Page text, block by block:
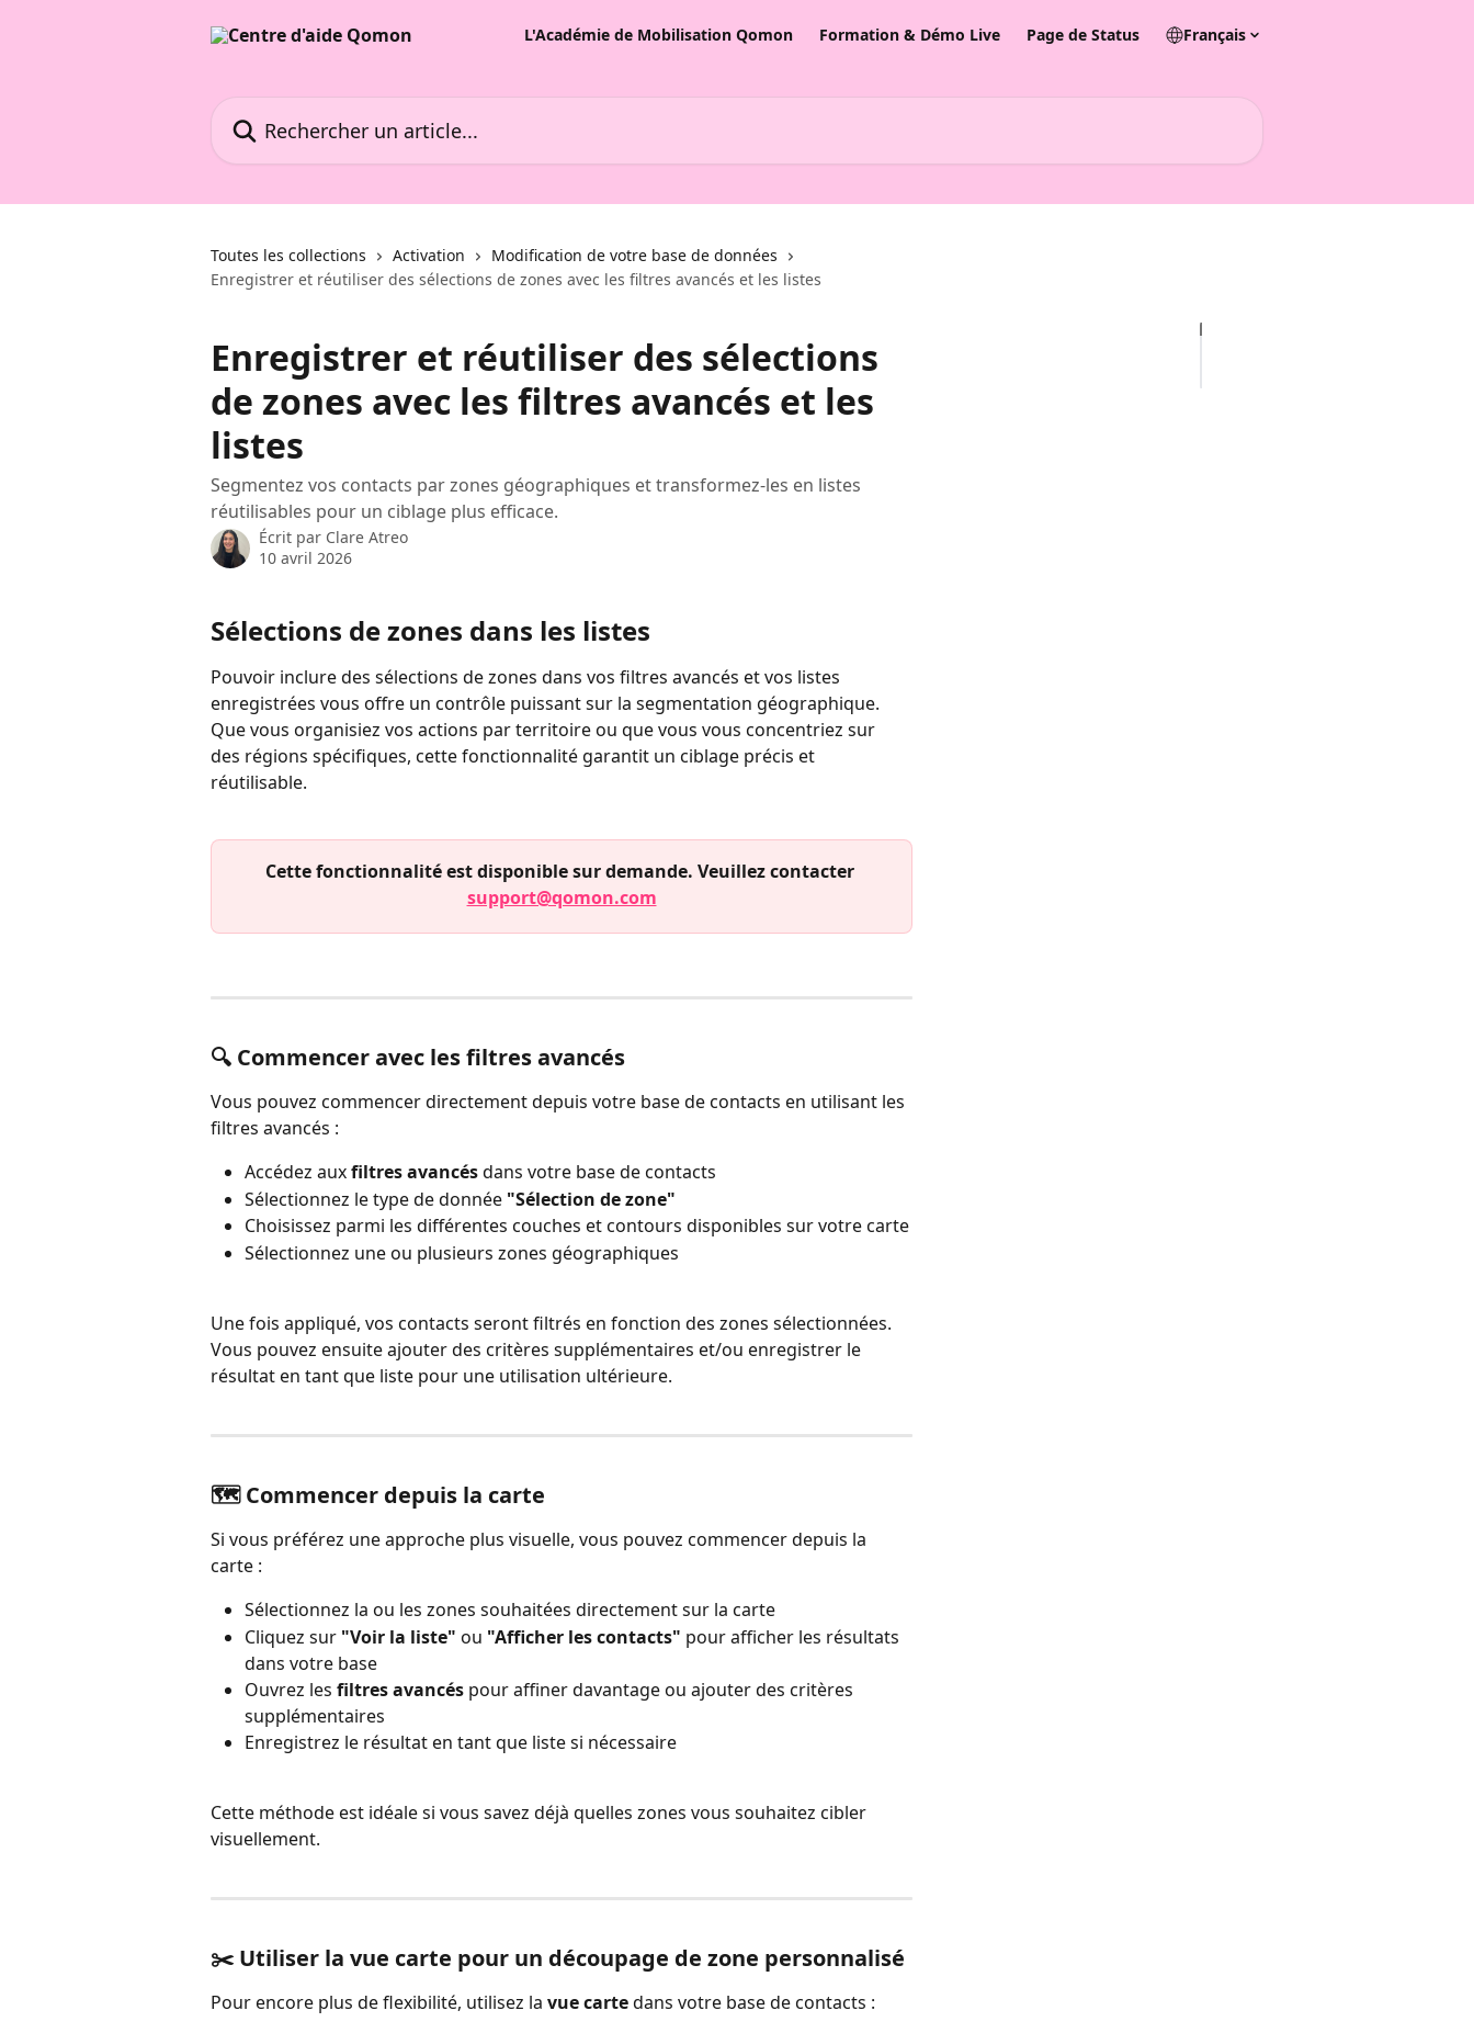
L'Académie de Mobilisation Qomon Formation & Démo Live Page de Status Français
Toutes les collections Activation
Modification de votre base de données
Enregistrer et réutiliser des sélections de zones avec les filtres avancés et les listes
Enregistrer et réutiliser des sélections
de zones avec les filtres avancés et les
listes
Segmentez vos contacts par zones géographiques et transformez-les en listes
réutilisables pour un ciblage plus efficace.
Écrit par Clare Atreo
10 avril 2026
Sélections de zones dans les listes
Pouvoir inclure des sélections de zones dans vos filtres avancés et vos listes
enregistrées vous offre un contrôle puissant sur la segmentation géographique.
Que vous organisiez vos actions par territoire ou que vous vous concentriez sur
des régions spécifiques, cette fonctionnalité garantit un ciblage précis et
réutilisable.
Cette fonctionnalité est disponible sur demande. Veuillez contacter
support@qomon.com
🔍 Commencer avec les filtres avancés
Vous pouvez commencer directement depuis votre base de contacts en utilisant les
filtres avancés :
Accédez aux filtres avancés dans votre base de contacts
Sélectionnez le type de donnée "Sélection de zone"
Choisissez parmi les différentes couches et contours disponibles sur votre carte
Sélectionnez une ou plusieurs zones géographiques
Une fois appliqué, vos contacts seront filtrés en fonction des zones sélectionnées.
Vous pouvez ensuite ajouter des critères supplémentaires et/ou enregistrer le
résultat en tant que liste pour une utilisation ultérieure.
🗺️ Commencer depuis la carte
Si vous préférez une approche plus visuelle, vous pouvez commencer depuis la
carte :
Sélectionnez la ou les zones souhaitées directement sur la carte
Cliquez sur "Voir la liste" ou "Afficher les contacts" pour afficher les résultats
dans votre base
Ouvrez les filtres avancés pour affiner davantage ou ajouter des critères
supplémentaires
Enregistrez le résultat en tant que liste si nécessaire
Cette méthode est idéale si vous savez déjà quelles zones vous souhaitez cibler
visuellement.
✂️ Utiliser la vue carte pour un découpage de zone personnalisé
Pour encore plus de flexibilité, utilisez la vue carte dans votre base de contacts :